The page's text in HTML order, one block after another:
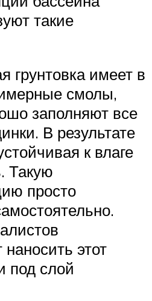
такие
грунтовка имеет в
смолы,
заполняют все
В результате
к влаге
Такую
просто
этот
под слой